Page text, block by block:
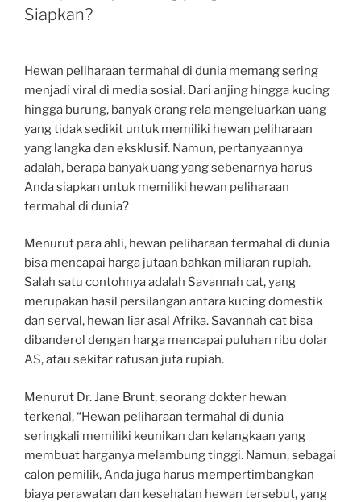
Siapkan?
Hewan peliharaan termahal di dunia memang sering
menjadi viral di media sosial. Dari anjing hingga kucing
hingga burung, banyak orang rela mengeluarkan uang
yang tidak sedikit untuk memiliki hewan peliharaan
yang langka dan eksklusif. Namun, pertanyaannya
adalah, berapa banyak uang yang sebenarnya harus
Anda siapkan untuk memiliki hewan peliharaan
termahal di dunia?
Menurut para ahli, hewan peliharaan termahal di dunia
bisa mencapai harga jutaan bahkan miliaran rupiah.
Salah satu contohnya adalah Savannah cat, yang
merupakan hasil persilangan antara kucing domestik
dan serval, hewan liar asal Afrika. Savannah cat bisa
dibanderol dengan harga mencapai puluhan ribu dolar
AS, atau sekitar ratusan juta rupiah.
Menurut Dr. Jane Brunt, seorang dokter hewan
terkenal, “Hewan peliharaan termahal di dunia
seringkali memiliki keunikan dan kelangkaan yang
membuat harganya melambung tinggi. Namun, sebagai
calon pemilik, Anda juga harus mempertimbangkan
biaya perawatan dan kesehatan hewan tersebut, yang